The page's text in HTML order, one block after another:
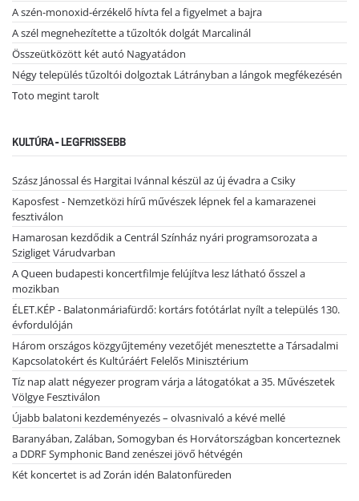
A szén-monoxid-érzékelő hívta fel a figyelmet a bajra
A szél megnehezítette a tűzoltók dolgát Marcalinál
Összeütközött két autó Nagyatádon
Négy település tűzoltói dolgoztak Látrányban a lángok megfékezésén
Toto megint tarolt
KULTÚRA - LEGFRISSEBB
Szász Jánossal és Hargitai Ivánnal készül az új évadra a Csiky
Kaposfest - Nemzetközi hírű művészek lépnek fel a kamarazenei
fesztiválon
Hamarosan kezdődik a Centrál Színház nyári programsorozata a
Szigliget Várudvarban
A Queen budapesti koncertfilmje felújítva lesz látható ősszel a
mozikban
ÉLET.KÉP - Balatonmáriafürdő: kortárs fotótárlat nyílt a település 130.
évfordulóján
Három országos közgyűjtemény vezetőjét menesztette a Társadalmi
Kapcsolatokért és Kultúráért Felelős Minisztérium
Tíz nap alatt négyezer program várja a látogatókat a 35. Művészetek
Völgye Fesztiválon
Újabb balatoni kezdeményezés – olvasnivaló a kévé mellé
Baranyában, Zalában, Somogyban és Horvátországban koncerteznek
a DDRF Symphonic Band zenészei jövő hétvégén
Két koncertet is ad Zorán idén Balatonfüreden